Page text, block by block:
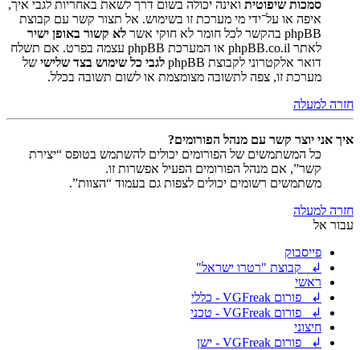
סמכות שיפוטית ואינה יכולה בשום דרך לשאת באחריות לגבי איך,
איפה או על־ידי מי מערכת זו בשימוש. אל תצור קשר עם קבוצת
phpBB בהקשר לכל חומר לא חוקי אשר
לא קשור באופן ישיר
לאתר phpBB.co.il או המערכת phpBB עצמה בפרט. אם תשלח
דואר אלקטרוני לקבוצת phpBB
לגבי כל שימוש בצד שלישי של
מערכת זו, צפה לתשובה מצומצמת או לשום תשובה בכלל.
חזרה למעלה
איך אני יוצר קשר עם מנהל הפורומים?
כל המשתמשים של הפורומים יכולים להשתמש בטופס “יצירת
קשר”, אם מנהל הפורומים הפעיל אפשרות זו.
משתמשים רשומים יכולים לצפות גם בעמוד “הצוות”.
חזרה למעלה
עבור אל
פייסבוק
↲ קבוצת "רטרו ישראל"
ראשי
↲ פורום VGFreak - כללי
↲ פורום VGFreak - טכני
חיצוני
↲ פורום VGFreak - ישן